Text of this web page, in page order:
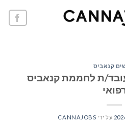
קנאביס
ת לחממת קנאביס
על ידי CANNAJOBS